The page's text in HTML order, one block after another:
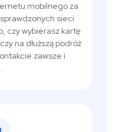
mobilnego za
sieci
czy wybierasz kartę
na dłuższą podróż
zawsze i